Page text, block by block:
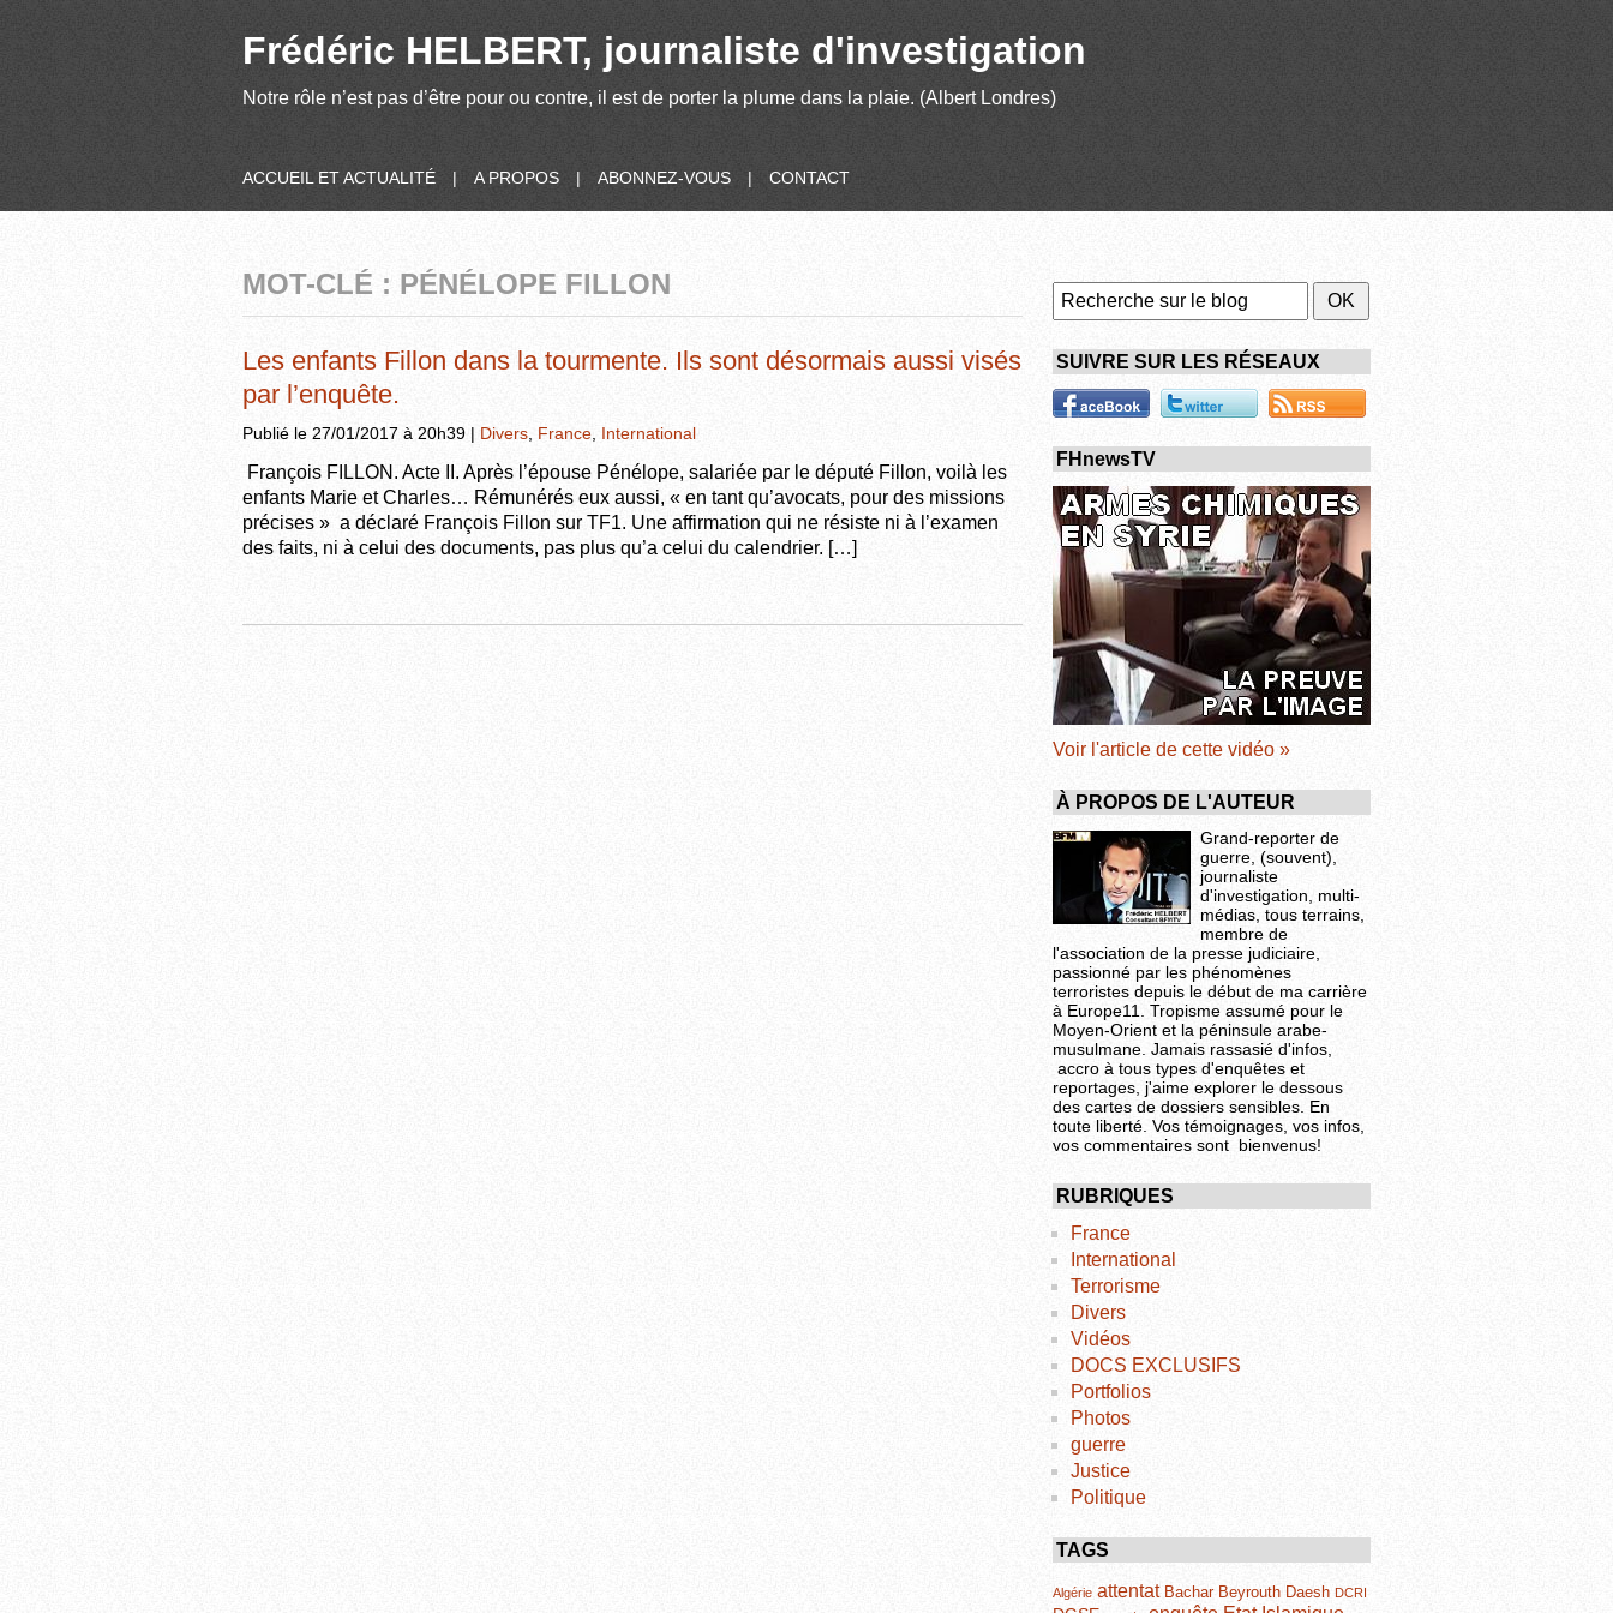
Frédéric HELBERT, journaliste d'investigation
Notre rôle n’est pas d’être pour ou contre, il est de porter la plume dans la plaie. (Albert Londres)
ACCUEIL ET ACTUALITÉ | A PROPOS | ABONNEZ-VOUS | CONTACT
MOT-CLÉ : PÉNÉLOPE FILLON
Les enfants Fillon dans la tourmente. Ils sont désormais aussi visés
par l’enquête.
Publié le 27/01/2017 à 20h39 | Divers France International
François FILLON. Acte II. Après l’épouse Pénélope, salariée par le député Fillon, voilà les
enfants Marie et Charles… Rémunérés eux aussi, « en tant qu’avocats, pour des missions
précises » a déclaré François Fillon sur TF1. Une affirmation qui ne résiste ni à l’examen
des faits, ni à celui des documents, pas plus qu’a celui du calendrier. […]
SUIVRE SUR LES RÉSEAUX
FHnewsTV
Voir l'article de cette vidéo »
À PROPOS DE L'AUTEUR
Grand-reporter de
guerre, (souvent),
journaliste
d'investigation, multi-
médias, tous terrains,
membre de
l'association de la presse judiciaire,
passionné par les phénomènes
terroristes depuis le début de ma carrière
à Europe11. Tropisme assumé pour le
Moyen-Orient et la péninsule arabe-
musulmane. Jamais rassasié d'infos,
accro à tous types d'enquêtes et
reportages, j'aime explorer le dessous
des cartes de dossiers sensibles. En
toute liberté. Vos témoignages, vos infos,
vos commentaires sont bienvenus!
RUBRIQUES
France
International
Terrorisme
Divers
Vidéos
DOCS EXCLUSIFS
Portfolios
Photos
guerre
Justice
Politique
TAGS
Algérie attentat Bachar Beyrouth Daesh DCRI